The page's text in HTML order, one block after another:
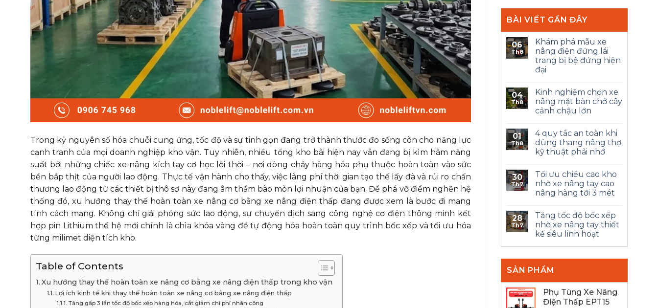
Trong kỷ nguyên số hóa chuỗi cung ứng, tốc độ và sự tinh gọn đang trở thành thước đo sống còn cho năng lực
cạnh tranh của mọi doanh nghiệp kho vận. Tuy nhiên, nhiều tổng kho bãi hiện nay vẫn đang bị kìm hãm năng
suất bởi những chiếc xe nâng kích tay cơ học lỗi thời – nơi dòng chảy hàng hóa phụ thuộc hoàn toàn vào sức
bền bắp thịt của người lao động. Thực tế vận hành cho thấy, việc lãng phí thời gian tạo thế lấy đà và rủi ro chấn
thương lao động từ các thiết bị thô sơ này đang âm thầm bào mòn lợi nhuận của bạn. Để phá vỡ điểm nghẽn hệ
thống đó, xu hướng thay thế hoàn toàn xe nâng cơ bằng xe nâng điện thấp đang được xem là bước đi mang
tính cách mạng. Không chỉ giải phóng sức lao động, sự chuyển dịch sang công nghệ cơ điện thông minh kết
hợp pin Lithium thế hệ mới chính là chìa khóa vàng để tự động hóa hoàn toàn quy trình bốc xếp và tối ưu hóa
từng milimet diện tích kho.
Table of Contents
Xu hướng thay thế hoàn toàn xe nâng cơ bằng xe nâng điện thấp trong kho vận
Lợi ích kinh tế khi thay thế hoàn toàn xe nâng cơ bằng xe nâng điện thấp
Tăng gấp 3 lần tốc độ bốc xếp hàng hóa, cắt giảm chi phí nhân công
BÀI VIẾT GẦN ĐÂY
06
Th8
Khám phá mẫu xe
nâng điện đứng lái
trang bị bệ đứng hiện
đại
04
Th8
Kinh nghiệm chọn xe
nâng mặt bàn chở cây
cảnh chậu lớn
01
Th8
4 quy tắc an toàn khi
dùng thang nâng thợ
kỹ thuật phải nhớ
30
Th7
Tối ưu chiều cao kho
nhờ xe nâng tay cao
nâng hàng tới 3 mét
28
Th7
Tăng tốc độ bốc xếp
nhờ xe nâng tay thiết
kế siêu linh hoạt
SẢN PHẨM
Phụ Tùng Xe Nâng
Điện Thấp EPT15